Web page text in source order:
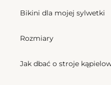
Bikini dla mojej sylwetki
Rozmiary
Jak dbać o stroje